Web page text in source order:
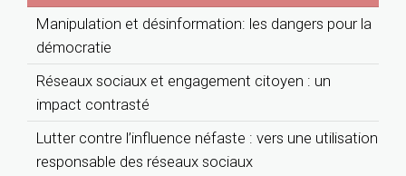
Manipulation et désinformation: les dangers pour la
démocratie
Réseaux sociaux et engagement citoyen : un
impact contrasté
Lutter contre l’influence néfaste : vers une utilisation
responsable des réseaux sociaux